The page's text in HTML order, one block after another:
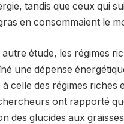
tandis que ceux qui
en consommaient le
étude, les régimes
une dépense
celle des régimes riches
ont rapporté
des glucides aux